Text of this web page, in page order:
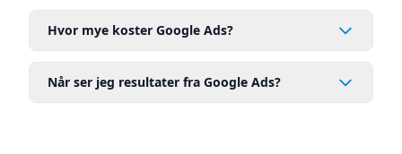
Hvor mye koster Google Ads?
Når ser jeg resultater fra Google Ads?